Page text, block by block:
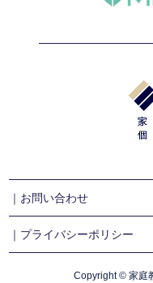
｜お問い合わせ
｜プライバシーポリシー
Copyright © 家庭